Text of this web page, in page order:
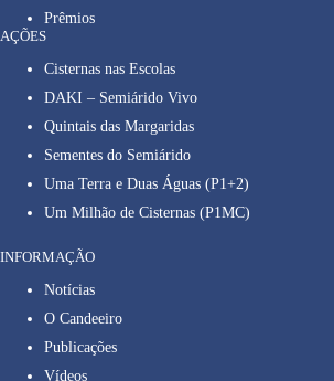
Prêmios
AÇÕES
Cisternas nas Escolas
DAKI – Semiárido Vivo
Quintais das Margaridas
Sementes do Semiárido
Uma Terra e Duas Águas (P1+2)
Um Milhão de Cisternas (P1MC)
INFORMAÇÃO
Notícias
O Candeeiro
Publicações
Vídeos